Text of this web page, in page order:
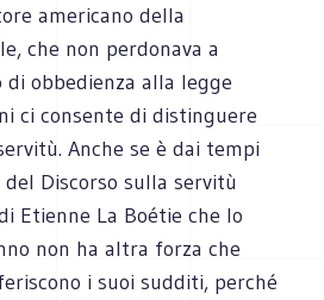
americano della
che non perdonava a
obbedienza alla legge
ci consente di distinguere
Anche se è dai tempi
del Discorso sulla servitù
Etienne La Boétie che lo
non ha altra forza che
i suoi sudditi, perché